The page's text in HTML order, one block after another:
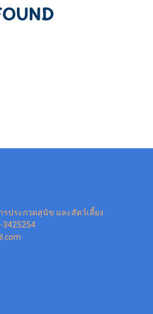
รประกวดสุนัข และสัตว์เลี้ยง
3425254